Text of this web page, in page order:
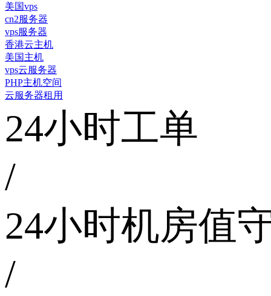
美国vps
cn2服务器
vps服务器
香港云主机
美国主机
vps云服务器
PHP主机空间
云服务器租用
24小时工单
/
24小时机房值
/